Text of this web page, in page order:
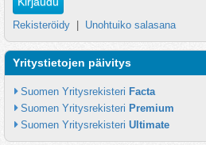
Rekisteröidy Unohtuiko salasana
Yritystietojen päivitys
Suomen Yritysrekisteri Facta
Suomen Yritysrekisteri Premium
Suomen Yritysrekisteri Ultimate